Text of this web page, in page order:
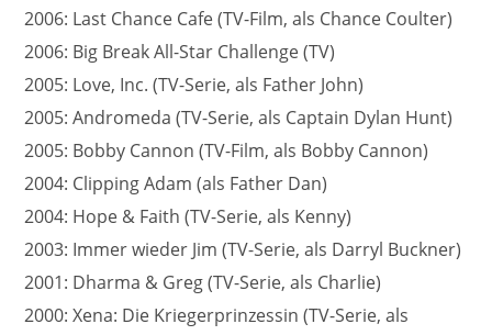
2006: Last Chance Cafe (TV-Film, als Chance Coulter)
2006: Big Break All-Star Challenge (TV)
2005: Love, Inc. (TV-Serie, als Father John)
2005: Andromeda (TV-Serie, als Captain Dylan Hunt)
2005: Bobby Cannon (TV-Film, als Bobby Cannon)
2004: Clipping Adam (als Father Dan)
2004: Hope & Faith (TV-Serie, als Kenny)
2003: Immer wieder Jim (TV-Serie, als Darryl Buckner)
2001: Dharma & Greg (TV-Serie, als Charlie)
2000: Xena: Die Kriegerprinzessin (TV-Serie, als